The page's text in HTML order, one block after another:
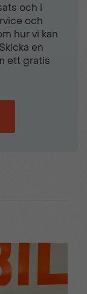
fram
bromsning
ratt
och i
och
hur vi kan
en
ett gratis